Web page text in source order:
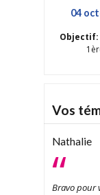
04
Objectif:
Vos
Nathalie
Bravo pour